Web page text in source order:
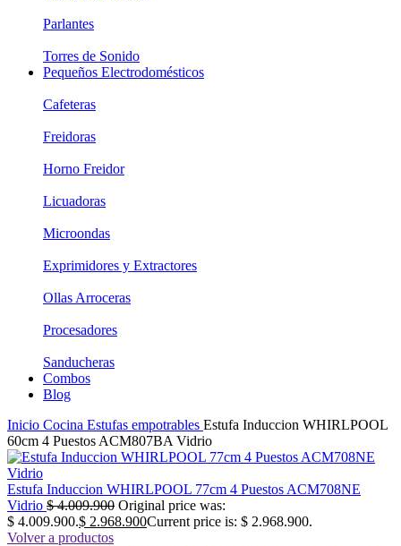
Parlantes
Torres de Sonido
Pequeños Electrodomésticos
Cafeteras
Freidoras
Horno Freidor
Licuadoras
Microondas
Exprimidores y Extractores
Ollas Arroceras
Procesadores
Sanducheras
Combos
Blog
Inicio Cocina Estufas empotrables Estufa Induccion WHIRLPOOL
60cm 4 Puestos ACM807BA Vidrio
Estufa Induccion WHIRLPOOL 77cm 4 Puestos ACM708NE
Vidrio $4.009.900 Original price was:
$ 4.009.900.$ 2.968.900Current price is: $ 2.968.900.
Volver a productos